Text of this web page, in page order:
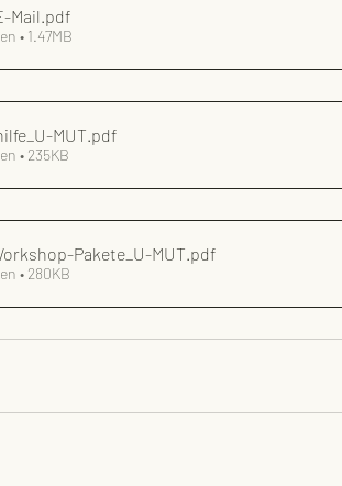
Mail.pdf
• 1.47MB
MUT.pdf
• 235KB
Pakete_U-MUT.pdf
• 280KB